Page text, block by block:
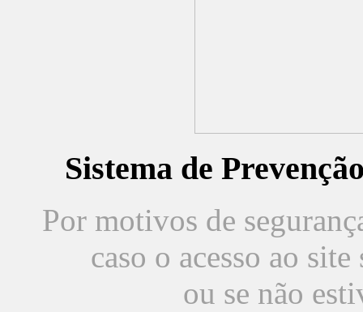
Sistema de
Por motivos de
caso o acesso ao
ou se não